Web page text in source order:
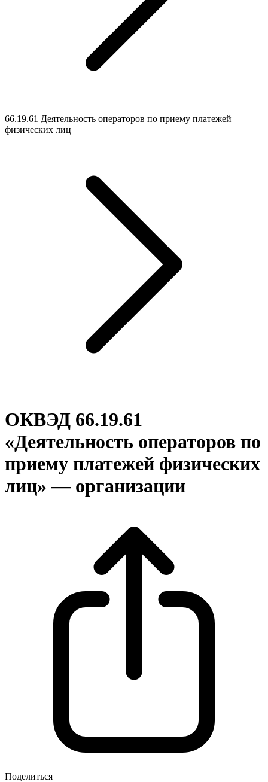
66.19.61 Деятельность операторов по приему платежей
физических лиц
ОКВЭД 66.19.61
«Деятельность операторов по
приему платежей физических
лиц» — организации
Поделиться